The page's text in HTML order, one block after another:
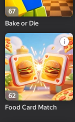
67
Bake or Die
62
Food Card Match